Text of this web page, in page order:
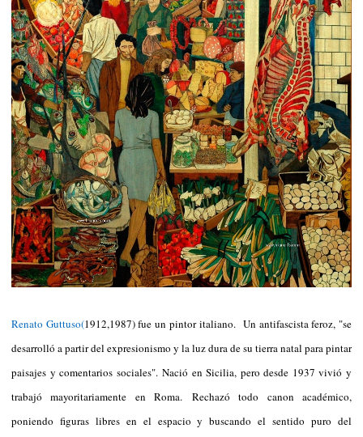
Renato Guttuso(1912,1987) fue un pintor italiano. Un antifascista feroz, "se
desarrolló a partir del expresionismo y la luz dura de su tierra natal para pintar
paisajes y comentarios sociales". Nació en Sicilia, pero desde 1937 vivió y
trabajó mayoritariamente en Roma. Rechazó todo canon académico,
poniendo figuras libres en el espacio y buscando el sentido puro del